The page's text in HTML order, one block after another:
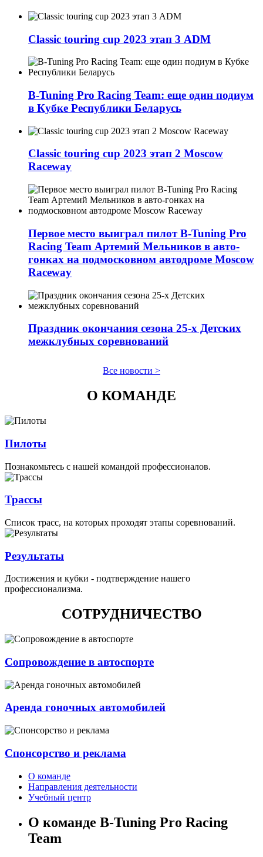
Classic touring cup 2023 этап 3 ADM
B-Tuning Pro Racing Team: еще один подиум
в Кубке Республики Беларусь
Classic touring cup 2023 этап 2 Moscow
Raceway
Первое место выиграл пилот B-Tuning Pro
Racing Team Артемий Мельников в авто-
гонках на подмосковном автодроме Moscow
Raceway
Праздник окончания сезона 25-х Детских
межклубных соревнований
Все новости >
О КОМАНДЕ
Пилоты
Познакомьтесь с нашей командой профессионалов.
Трассы
Список трасс, на которых проходят этапы соревнований.
Результаты
Достижения и кубки - подтверждение нашего
профессионализма.
СОТРУДНИЧЕСТВО
Сопровождение в автоспорте
Аренда гоночных автомобилей
Спонсорство и реклама
О команде
Направления деятельности
Учебный центр
О команде B-Tuning Pro Racing
Team